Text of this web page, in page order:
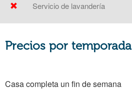
Servicio de lavandería
Precios por temporada
Casa completa un fin de semana